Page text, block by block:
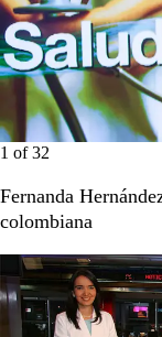
1 of32
Fernanda
colombiana